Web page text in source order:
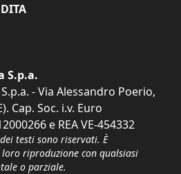
S.p.a.
- Via Alessandro Poerio,
Cap. Soc. i.v. Euro
e REA VE-454332
testi sono riservati. È
riproduzione con qualsiasi
o parziale.